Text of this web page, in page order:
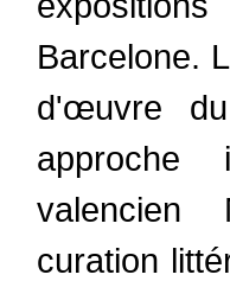
Barcelone.
d'œuvre
approche
valencien
curation